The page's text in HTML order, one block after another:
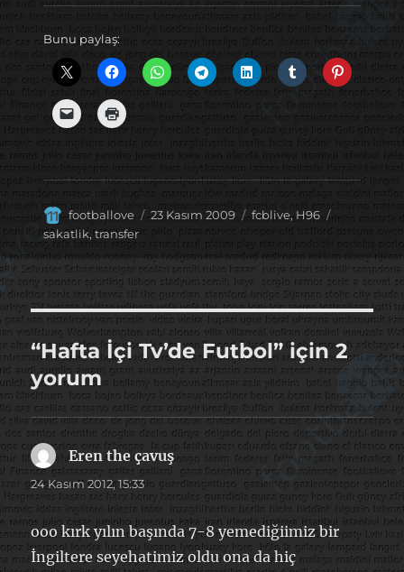
Bunu paylaş:
Yazar
footballove
Yayın
23 Kasım 2009 Kategoriler
fcblive, H96
Etiketler
sakatlik, transfer
“Hafta İçi Tv’de Futbol” için 2
yorum
Eren the çavuş dedi
ki:
24 Kasım 2012, 15:33
ooo kırk yılın başında 7-8 yemediğiimiz bir
İngiltere seyehatimiz oldu ona da hiç